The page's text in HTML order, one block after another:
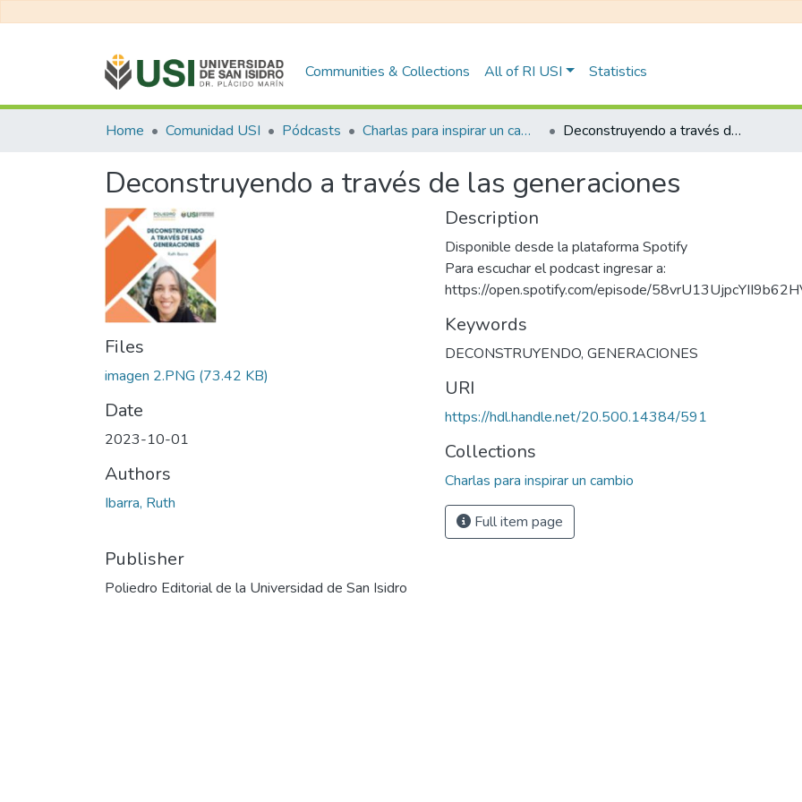
Communities & Collections All of RI USI Statistics
Home Comunidad USI Pódcasts Charlas para inspirar un cambio Deconstruyendo a través de las generaciones
Deconstruyendo a través de las generaciones
Files
imagen 2.PNG (73.42 KB)
Date
2023-10-01
Authors
Ibarra, Ruth
Publisher
Poliedro Editorial de la Universidad de San Isidro
Description
Disponible desde la plataforma Spotify
Para escuchar el podcast ingresar a:
https://open.spotify.com/episode/
Keywords
DECONSTRUYENDO, GENERACIONES
URI
https://hdl.handle.net/20.500.14384/591
Collections
Charlas para inspirar un cambio
Full item page